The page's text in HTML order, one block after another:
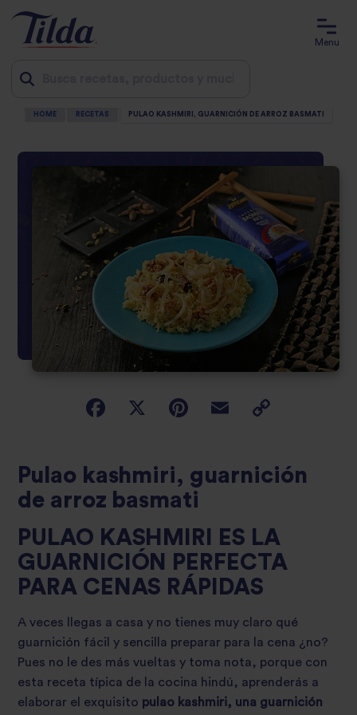
Menu
HOME RECETAS PULAO KASHMIRI, GUARNICIÓN DE ARROZ BASMATI
Pulao kashmiri, guarnición
de arroz basmati
PULAO KASHMIRI ES LA
GUARNICIÓN PERFECTA
PARA CENAS RÁPIDAS
A veces llegas a casa y no tienes muy claro qué
guarnición fácil y sencilla preparar para la cena ¿no?
Pues no le des más vueltas y toma nota, porque con
esta receta típica de la cocina hindú, aprenderás a
elaborar el exquisito pulao kashmiri, una guarnición